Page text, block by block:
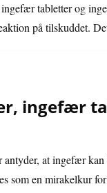
tabletter og
på tilskuddet.
ingefær
antyder, at ingefær
som en mirakelkur